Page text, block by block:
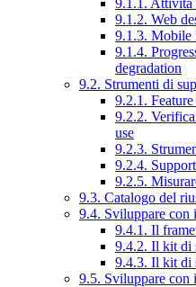
9.1.1. Attività
9.1.2. Web
9.1.3. Mobile
9.1.4.
degradation
9.2. Strumenti di
9.2.1.
9.2.2.
use
9.2.3.
9.2.4.
9.2.5.
9.3. Catalogo del
9.4. Sviluppare con
9.4.1. Il
9.4.2. Il kit di
9.4.3. Il kit di
9.5. Sviluppare con